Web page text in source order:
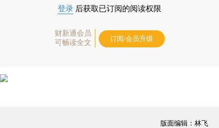
登录 后获取已订阅的阅读权限
财新通会员
可畅读全文
订阅/会员升级
版面编辑：林飞